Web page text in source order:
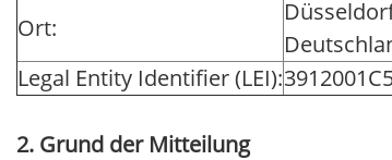
Ort:
Legal Entity Identifier (LEI):
2. Grund der Mitteilung